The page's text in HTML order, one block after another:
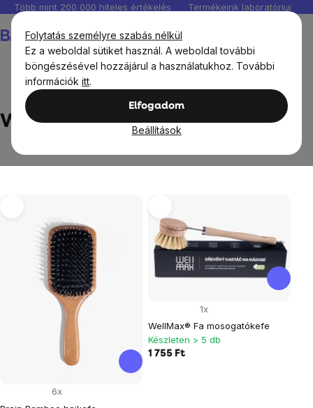
Folytatás személyre szabás nélkül
Ez a weboldal sütiket használ. A weboldal további
böngészésével hozzájárul a használatukhoz. További
információk itt.
Elfogadom
Beállítások
Ugrás
fő
tartalomhoz
Több mint 200 000 hiteles értékelés Termékeink
WellMax
listája
6x
WellMax® Fa mosogatókefe
1x
Készleten > 5 db
1 755 Ft